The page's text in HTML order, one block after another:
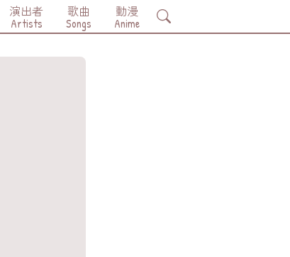
演出者
Artists
歌曲
Songs
動漫
Anime
Search